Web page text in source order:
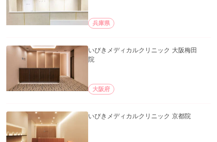
兵庫県
いびきメディカルクリニック 大阪梅田
院
大阪府
いびきメディカルクリニック 京都院